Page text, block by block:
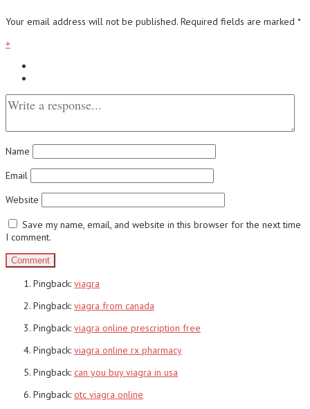
Your email address will not be published. Required fields are marked *
+
Name
Email
Website
Save my name, email, and website in this browser for the next time
I comment.
Pingback: viagra
Pingback: viagra from canada
Pingback: viagra online prescription free
Pingback: viagra online rx pharmacy
Pingback: can you buy viagra in usa
Pingback: otc viagra online